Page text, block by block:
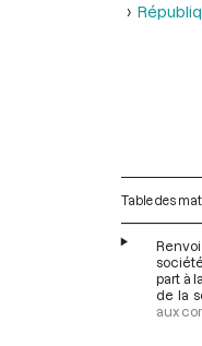
Table des
part à
de la
aux